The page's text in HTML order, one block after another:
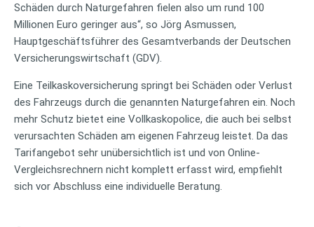
Schäden durch Naturgefahren fielen also um rund 100
Millionen Euro geringer aus“, so Jörg Asmussen,
Hauptgeschäftsführer des Gesamtverbands der Deutschen
Versicherungswirtschaft (GDV).
Eine Teilkaskoversicherung springt bei Schäden oder Verlust
des Fahrzeugs durch die genannten Naturgefahren ein. Noch
mehr Schutz bietet eine Vollkaskopolice, die auch bei selbst
verursachten Schäden am eigenen Fahrzeug leistet. Da das
Tarifangebot sehr unübersichtlich ist und von Online-
Vergleichsrechnern nicht komplett erfasst wird, empfiehlt
sich vor Abschluss eine individuelle Beratung.